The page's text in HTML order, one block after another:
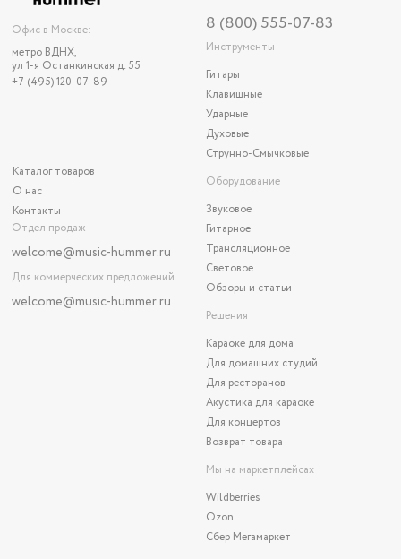
Офис в Москве:
метро ВДНХ,
ул 1-я Останкинская д. 55
+7 (495) 120-07-89
Каталог товаров
О нас
Контакты
Отдел продаж
welcome@music-hummer.ru
Для коммерческих предложений
welcome@music-hummer.ru
8 (800) 555-07-83
Инструменты
Гитары
Клавишные
Ударные
Духовые
Струнно-Смычковые
Оборудование
Звуковое
Гитарное
Трансляционное
Световое
Обзоры и статьи
Решения
Караоке для дома
Для домашних студий
Для ресторанов
Акустика для караоке
Для концертов
Возврат товара
Мы на маркетплейсах
Wildberries
Ozon
Сбер Мегамаркет